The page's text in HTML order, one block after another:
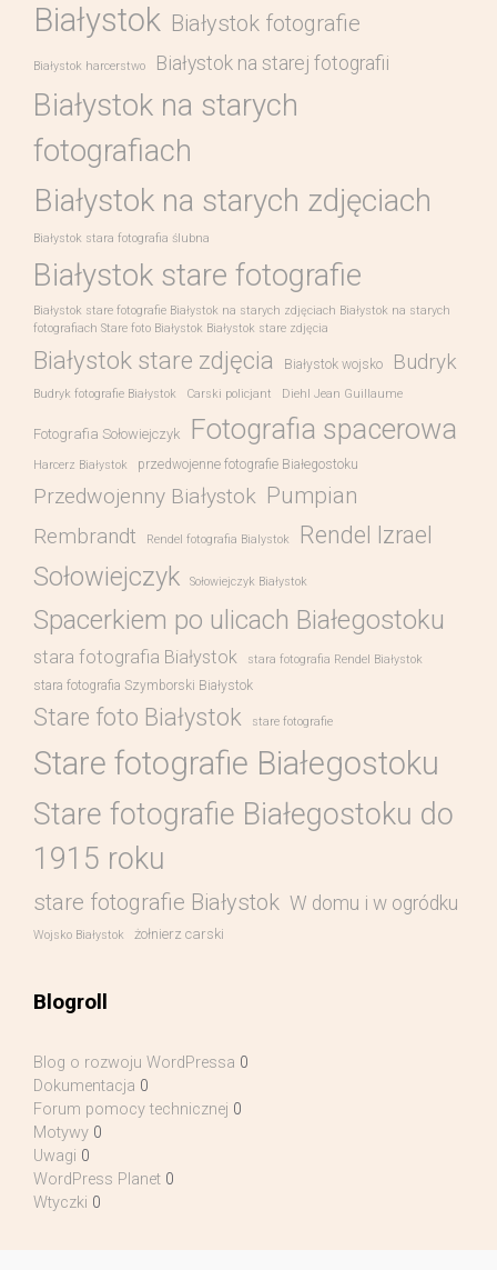
Białystok Białystok fotografie
Białystok harcerstwo Białystok na starej fotografii
Białystok na starych
fotografiach
Białystok na starych zdjęciach
Białystok stara fotografia ślubna
Białystok stare fotografie
Białystok stare fotografie Białystok na starych zdjęciach Białystok na starych
fotografiach Stare foto Białystok Białystok stare zdjęcia
Białystok stare zdjęcia Białystok wojsko Budryk
Budryk fotografie Białystok Carski policjant Diehl Jean Guillaume
Fotografia Sołowiejczyk Fotografia spacerowa
Harcerz Białystok przedwojenne fotografie Białegostoku
Przedwojenny Białystok Pumpian
Rembrandt Rendel fotografia Bialystok Rendel Izrael
Sołowiejczyk Sołowiejczyk Białystok
Spacerkiem po ulicach Białegostoku
stara fotografia Białystok stara fotografia Rendel Białystok
stara fotografia Szymborski Białystok
Stare foto Białystok stare fotografie
Stare fotografie Białegostoku
Stare fotografie Białegostoku do
1915 roku
stare fotografie Białystok W domu i w ogródku
Wojsko Białystok żołnierz carski
Blogroll
Blog o rozwoju WordPressa 0
Dokumentacja 0
Forum pomocy technicznej 0
Motywy 0
Uwagi 0
WordPress Planet 0
Wtyczki 0